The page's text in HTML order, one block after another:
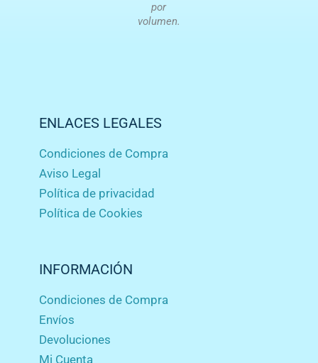
por
volumen.
ENLACES LEGALES
Condiciones de Compra
Aviso Legal
Política de privacidad
Política de Cookies
INFORMACIÓN
Condiciones de Compra
Envíos
Devoluciones
Mi Cuenta